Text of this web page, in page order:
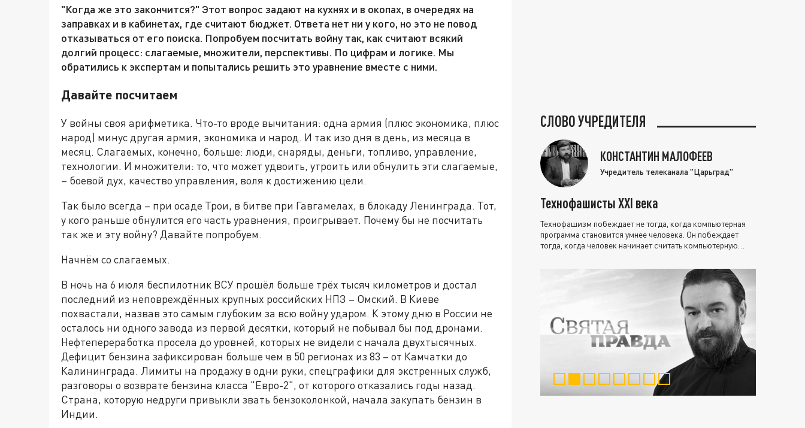
"Когда же это закончится?" Этот вопрос задают на кухнях и в окопах, в очередях на
заправках и в кабинетах, где считают бюджет. Ответа нет ни у кого, но это не повод
отказываться от его поиска. Попробуем посчитать войну так, как считают всякий
долгий процесс: слагаемые, множители, перспективы. По цифрам и логике. Мы
обратились к экспертам и попытались решить это уравнение вместе с ними.
Давайте посчитаем
У войны своя арифметика. Что-то вроде вычитания: одна армия (плюс экономика, плюс
народ) минус другая армия, экономика и народ. И так изо дня в день, из месяца в
месяц. Слагаемых, конечно, больше: люди, снаряды, деньги, топливо, управление,
технологии. И множители: то, что может удвоить, утроить или обнулить эти слагаемые,
– боевой дух, качество управления, воля к достижению цели.
Так было всегда – при осаде Трои, в битве при Гавгамелах, в блокаду Ленинграда. Тот,
у кого раньше обнулится его часть уравнения, проигрывает. Почему бы не посчитать
так же и эту войну? Давайте попробуем.
Начнём со слагаемых.
В ночь на 6 июля беспилотник ВСУ прошёл больше трёх тысяч километров и достал
последний из неповреждённых крупных российских НПЗ – Омский. В Киеве
похвастали, назвав это самым глубоким за всю войну ударом. К этому дню в России не
осталось ни одного завода из первой десятки, который не побывал бы под дронами.
Нефтепереработка просела до уровней, которых не видели с начала двухтысячных.
Дефицит бензина зафиксирован больше чем в 50 регионах из 83 – от Камчатки до
Калининграда. Лимиты на продажу в одни руки, спецграфики для экстренных служб,
разговоры о возврате бензина класса "Евро-2", от которого отказались годы назад.
Страна, которую недруги привыкли звать бензоколонкой, начала закупать бензин в
Индии.
СЛОВО УЧРЕДИТЕЛЯ
КОНСТАНТИН МАЛОФЕЕВ
Учредитель телеканала "Царьград"
Технофашисты XXI века
Технофашизм побеждает не тогда, когда компьютерная
программа становится умнее человека. Он побеждает
тогда, когда человек начинает считать компьютерную